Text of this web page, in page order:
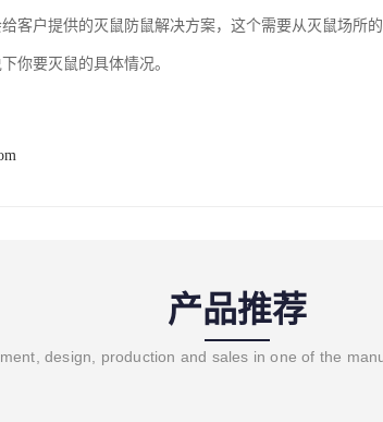
客户提供的灭鼠防鼠解决方案，这个需要从灭鼠场所
你要灭鼠的具体情况。
产品推荐
design, production and sales in one of the